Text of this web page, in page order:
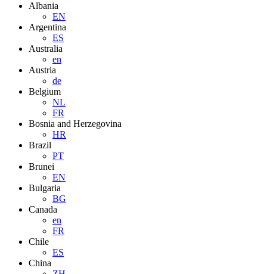
Albania
EN
Argentina
ES
Australia
en
Austria
de
Belgium
NL
FR
Bosnia and Herzegovina
HR
Brazil
PT
Brunei
EN
Bulgaria
BG
Canada
en
FR
Chile
ES
China